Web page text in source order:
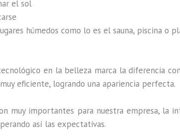
el sol
húmedos como lo es el sauna, piscina o
en la belleza marca la diferencia
eficiente, logrando una apariencia perfecta.
muy importantes para nuestra empresa, la
así las expectativas.